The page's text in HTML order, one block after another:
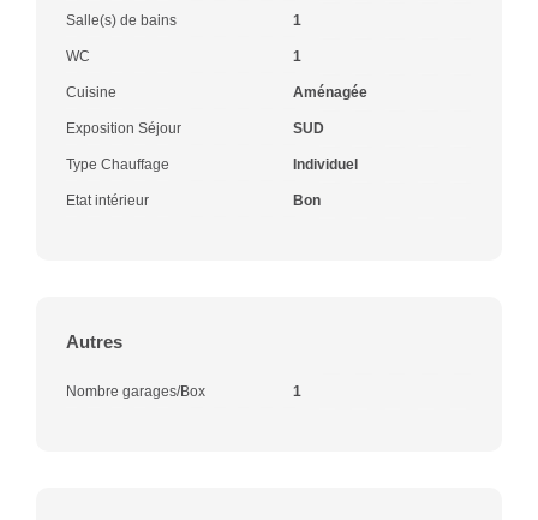
Salle(s) de bains 1
WC 1
Cuisine Aménagée
Exposition Séjour SUD
Type Chauffage Individuel
Etat intérieur Bon
Autres
Nombre garages/Box 1